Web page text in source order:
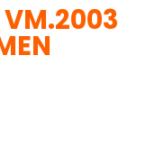
VM.2003